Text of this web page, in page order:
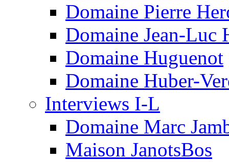
Domaine Pierre
Domaine Jean-Luc
Domaine Huguenot
Domaine Huber-
Interviews I-L
Domaine Marc
Maison JanotsBos